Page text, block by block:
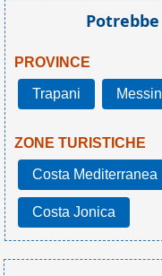
PROVINCE
Trapani
ZONE TURISTICHE
Costa Mediterranea
Costa Jonica